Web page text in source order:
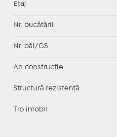
Etaj
Nr. bucătării
Nr. băi/GS
An construcție
Structură rezistență
Tip imobil